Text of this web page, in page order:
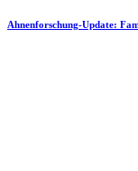
Ahnenforschung-Update: